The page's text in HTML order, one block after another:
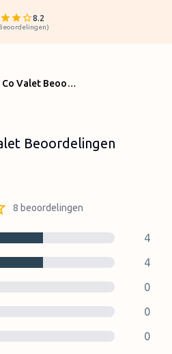
8.2
)
Park & Co Valet Beoordelingen
Beoordelingen
8 beoordelingen
4
4
0
0
0